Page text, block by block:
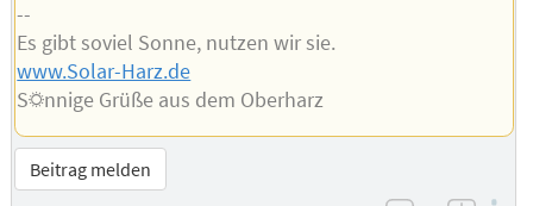
--
Es gibt soviel Sonne, nutzen wir sie.
www.Solar-Harz.de
S☼nnige Grüße aus dem Oberharz
Beitrag melden